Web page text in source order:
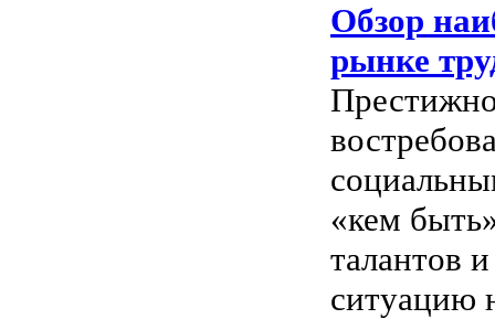
Обзор
рынке
«кем
талантов
ситуацию